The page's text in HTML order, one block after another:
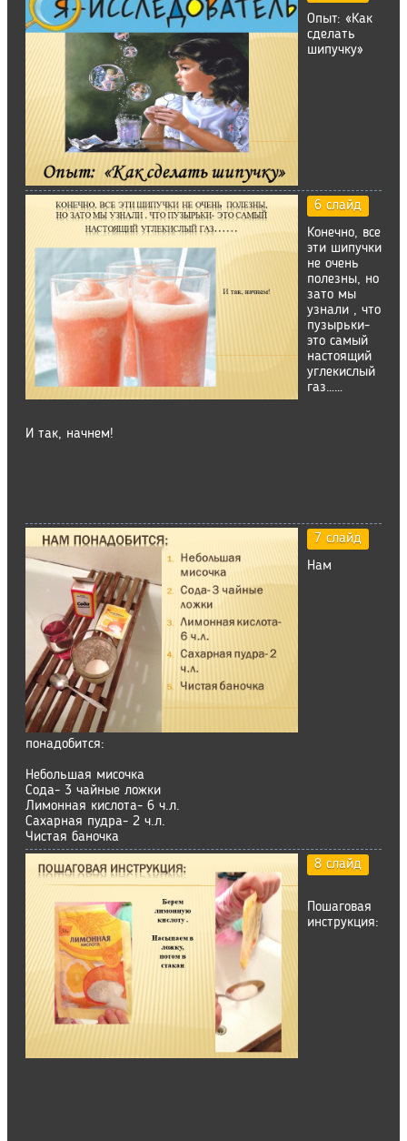
Опыт: «Как
сделать
шипучку»
6 слайд
Конечно, все
эти шипучки
не очень
полезны, но
зато мы
узнали , что
пузырьки-
это самый
настоящий
углекислый
газ……
И так, начнем!
7 слайд
Нам
понадобится:
Небольшая мисочка
Сода- 3 чайные ложки
Лимонная кислота- 6 ч.л.
Сахарная пудра- 2 ч.л.
Чистая баночка
8 слайд
Пошаговая
инструкция: